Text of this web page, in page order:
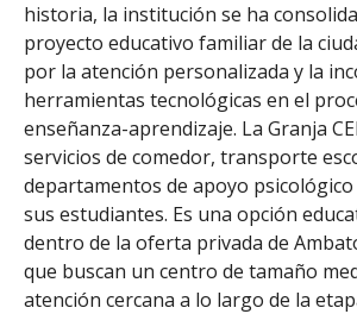
historia, la institución se ha
proyecto educativo familiar de la
por la atención personalizada y la
herramientas tecnológicas en el
enseñanza-aprendizaje. La Granja
servicios de comedor, transporte
departamentos de apoyo psicológico
sus estudiantes. Es una opción
dentro de la oferta privada de
que buscan un centro de tamaño
atención cercana a lo largo de la